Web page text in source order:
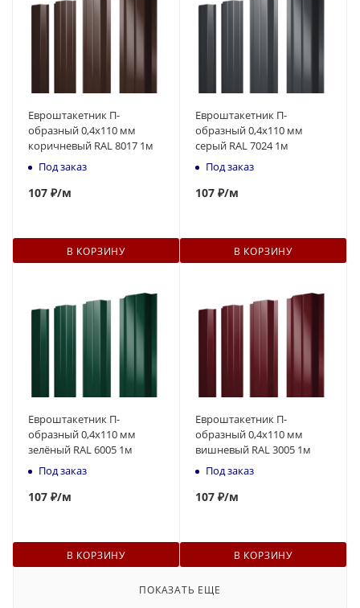
Евроштакетник П-
образный 0,4x110 мм
коричневый RAL 8017 1м
Под заказ
107 ₽/м
В КОРЗИНУ
Евроштакетник П-
образный 0,4x110 мм
серый RAL 7024 1м
Под заказ
107 ₽/м
В КОРЗИНУ
Евроштакетник П-
образный 0,4x110 мм
зелёный RAL 6005 1м
Под заказ
107 ₽/м
В КОРЗИНУ
Евроштакетник П-
образный 0,4x110 мм
вишневый RAL 3005 1м
Под заказ
107 ₽/м
В КОРЗИНУ
ПОКАЗАТЬ ЕЩЕ